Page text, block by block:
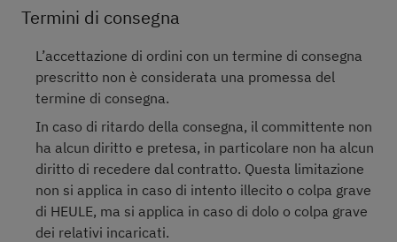
Termini di consegna
L’accettazione di ordini con un termine di consegna
prescritto non è considerata una promessa del
termine di consegna.
In caso di ritardo della consegna, il committente non
ha alcun diritto e pretesa, in particolare non ha alcun
diritto di recedere dal contratto. Questa limitazione
non si applica in caso di intento illecito o colpa grave
di HEULE, ma si applica in caso di dolo o colpa grave
dei relativi incaricati.